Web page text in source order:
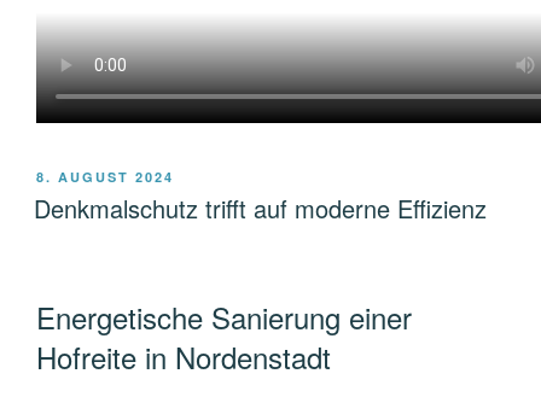
VERÖFFENTLICHT
AM
8. AUGUST 2024
Denkmalschutz trifft auf moderne Effizienz
Energetische Sanierung einer
Hofreite in Nordenstadt